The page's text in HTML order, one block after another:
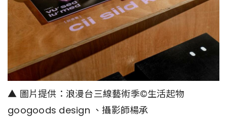
▲ 圖片提供：浪漫台三線藝術季©️生活起物
googoods design 、攝影師楊承